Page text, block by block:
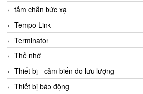
tấm chắn bức xạ
Tempo Link
Terminator
Thẻ nhớ
Thiết bị - cảm biến đo lưu lượng
Thiết bị báo động